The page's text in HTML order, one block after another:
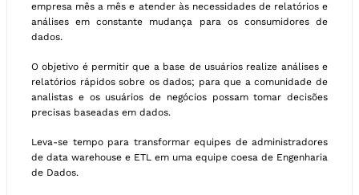
empresa mês a mês e atender às necessidades de relatórios e
análises em constante mudança para os consumidores de
dados.
O objetivo é permitir que a base de usuários realize análises e
relatórios rápidos sobre os dados; para que a comunidade de
analistas e os usuários de negócios possam tomar decisões
precisas baseadas em dados.
Leva-se tempo para transformar equipes de administradores
de data warehouse e ETL em uma equipe coesa de Engenharia
de Dados.